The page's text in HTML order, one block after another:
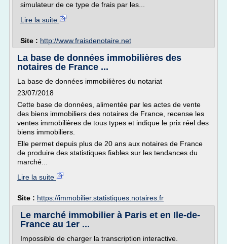
simulateur de ce type de frais par les...
Lire la suite
Site : http://www.fraisdenotaire.net
La base de données immobilières des
notaires de France ...
La base de données immobilières du notariat
23/07/2018
Cette base de données, alimentée par les actes de vente
des biens immobiliers des notaires de France, recense les
ventes immobilières de tous types et indique le prix réel des
biens immobiliers.
Elle permet depuis plus de 20 ans aux notaires de France
de produire des statistiques fiables sur les tendances du
marché...
Lire la suite
Site : https://immobilier.statistiques.notaires.fr
Le marché immobilier à Paris et en Ile-de-
France au 1er ...
Impossible de charger la transcription interactive.